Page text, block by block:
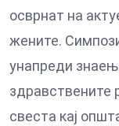
осврнат на
жените.
унапреди
здравствените
свеста кај